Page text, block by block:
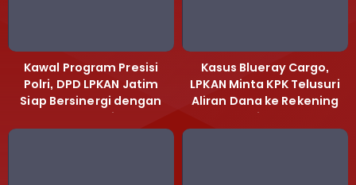
Kawal Program Presisi
Polri, DPD LPKAN Jatim
Siap Bersinergi dengan
Polda Jatim
Kasus Blueray Cargo,
LPKAN Minta KPK Telusuri
Aliran Dana ke Rekening
Heri Black